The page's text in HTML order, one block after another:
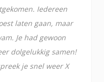
Iedereen
laten gaan, maar
Je had gewoon
dolgelukkig samen!
je snel weer X